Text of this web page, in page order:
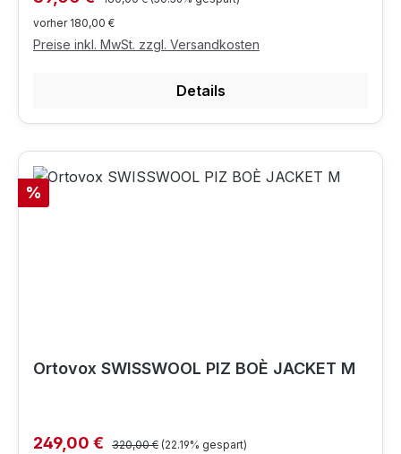
vorher 180,00 €
Preise inkl. MwSt. zzgl. Versandkosten
Details
Rabatt
%
Ortovox SWISSWOOL PIZ BOÈ JACKET M
Verkaufspreis:
249,00 € Regulärer Preis:
320,00 € (22.19% gespart)